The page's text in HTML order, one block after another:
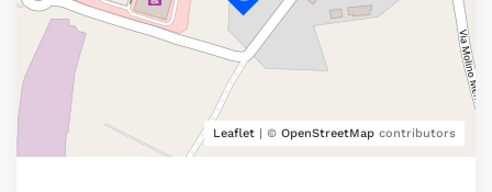
Leaflet | © OpenStreetMap contributors